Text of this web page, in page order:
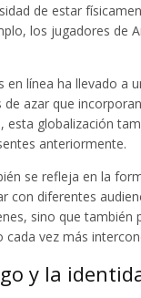
de estar
los jugadores de
línea ha llevado a
azar que
esta globalización
anteriormente.
se refleja en la
con diferentes
sino que
cada vez más
y la